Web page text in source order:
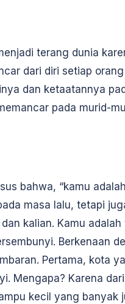
terang dunia
dari diri setiap
dan ketaatannya
pada murid-
bahwa, “kamu
masa lalu, tetapi
kalian. Kamu
Berkenaan
Pertama, kota
Mengapa? Karena
kecil yang